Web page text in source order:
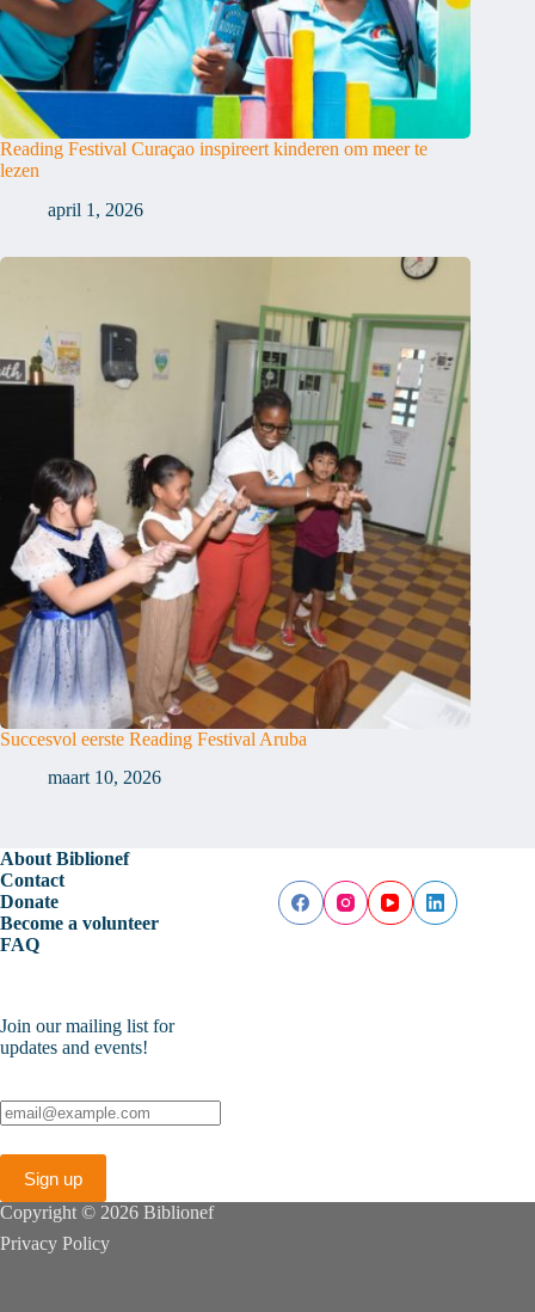
Reading Festival Curaçao inspireert kinderen om meer te
lezen
april 1, 2026
Succesvol eerste Reading Festival Aruba
maart 10, 2026
About Biblionef
Contact
Donate
Become a volunteer
FAQ
Join our mailing list for
updates and events!
Copyright © 2026 Biblionef
Privacy Policy